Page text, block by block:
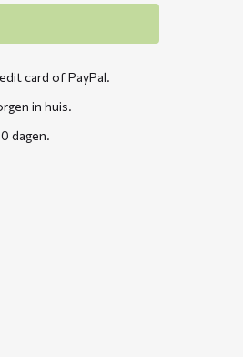
card of PayPal.
in huis.
dagen.